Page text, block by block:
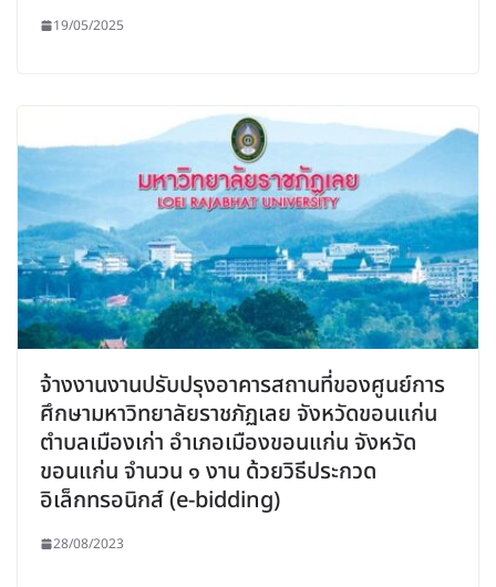
19/05/2025
จ้างงานงานปรับปรุงอาคารสถานที่ของศูนย์การ
ศึกษามหาวิทยาลัยราชภัฏเลย จังหวัดขอนแก่น
ตำบลเมืองเก่า อำเภอเมืองขอนแก่น จังหวัด
ขอนแก่น จำนวน ๑ งาน ด้วยวิธีประกวด
อิเล็กทรอนิกส์ (e-bidding)
28/08/2023